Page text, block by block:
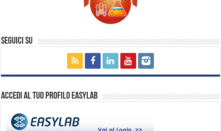
Seguici su
Accedi al tuo profilo EasyLab